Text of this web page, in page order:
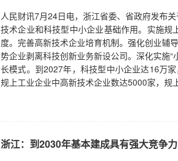
人民财讯7月24日电，浙江省委、省政府发布
技术企业和科技型中小企业基础作用。实施
度。完善高新技术企业培育机制。强化创业辅
势企业剥离科技创新业务新设公司。深化实施
长模式。到2027年，科技型中小企业达16万
规上工业企业中高新技术企业数达5000家，
浙江：到2030年基本建成具有强大竞争